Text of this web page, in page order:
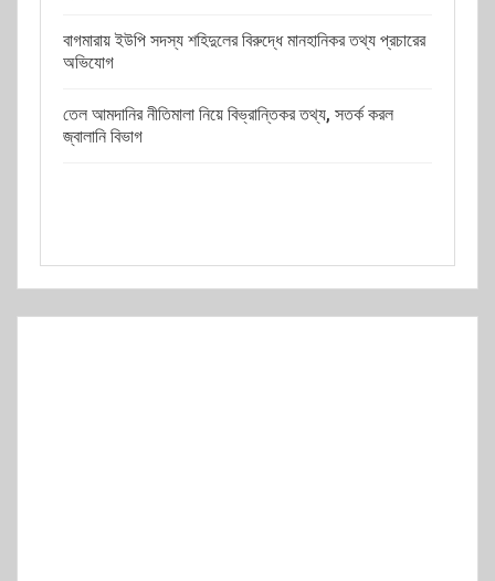
বাগমারায় ইউপি সদস্য শহিদুলের বিরুদ্ধে মানহানিকর তথ্য প্রচারের
অভিযোগ
তেল আমদানির নীতিমালা নিয়ে বিভ্রান্তিকর তথ্য, সতর্ক করল
জ্বালানি বিভাগ